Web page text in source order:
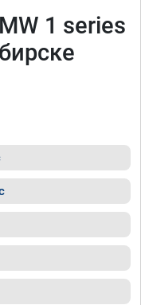
1 series